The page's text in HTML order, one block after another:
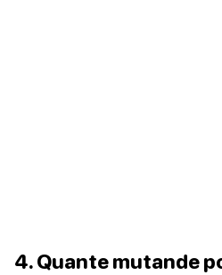
4. Quante mutande